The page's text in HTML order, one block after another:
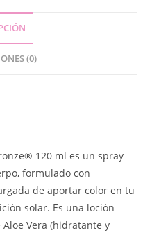
(0)
120 ml es un spray
formulado con
de aportar color en tu
solar. Es una loción
Vera (hidratante y